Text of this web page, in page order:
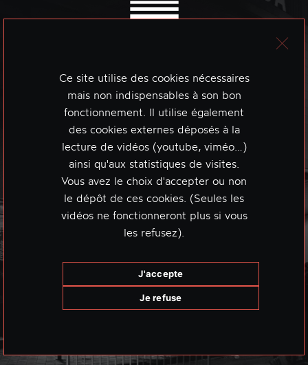
Ce site utilise des cookies nécessaires
mais non indispensables à son bon
fonctionnement. Il utilise également
des cookies externes déposés à la
lecture de vidéos (youtube, viméo…)
ainsi qu'aux statistiques de visites.
Vous avez le choix d'accepter ou non
le dépôt de ces cookies. (Seules les
vidéos ne fonctionneront plus si vous
les refusez).
J'accepte
Je refuse